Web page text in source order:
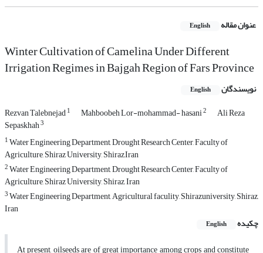
عنوان مقاله English
Winter Cultivation of Camelina Under Different
Irrigation Regimes in Bajgah Region of Fars Province
نویسندگان English
Rezvan Talebnejad1 Mahboobeh Lor-mohammad- hasani2 Ali Reza
Sepaskhah3
1Water Engineering Department, Drought Research Center, Faculty of
Agriculture, Shiraz University, Shiraz,Iran
2Water Engineering Department, Drought Research Center, Faculty of
Agriculture, Shiraz University, Shiraz, Iran
3Water Engineering Department, Agricultural faculity, Shirazuniversity, Shiraz,
Iran
چکیده
English